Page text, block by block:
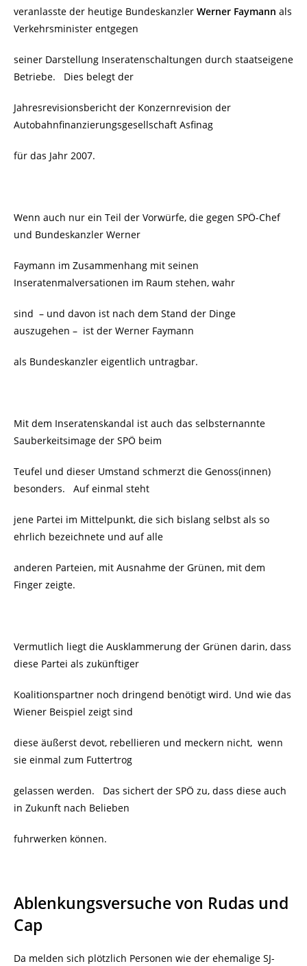
veranlasste der heutige Bundeskanzler Werner Faymann als
Verkehrsminister entgegen
seiner Darstellung Inseratenschaltungen durch staatseigene
Betriebe. Dies belegt der
Jahresrevisionsbericht der Konzernrevision der
Autobahnfinanzierungsgesellschaft Asfinag
für das Jahr 2007.
Wenn auch nur ein Teil der Vorwürfe, die gegen SPÖ-Chef
und Bundeskanzler Werner
Faymann im Zusammenhang mit seinen
Inseratenmalversationen im Raum stehen, wahr
sind – und davon ist nach dem Stand der Dinge
auszugehen – ist der Werner Faymann
als Bundeskanzler eigentlich untragbar.
Mit dem Inseratenskandal ist auch das selbsternannte
Sauberkeitsimage der SPÖ beim
Teufel und dieser Umstand schmerzt die Genoss(innen)
besonders. Auf einmal steht
jene Partei im Mittelpunkt, die sich bislang selbst als so
ehrlich bezeichnete und auf alle
anderen Parteien, mit Ausnahme der Grünen, mit dem
Finger zeigte.
Vermutlich liegt die Ausklammerung der Grünen darin, dass
diese Partei als zukünftiger
Koalitionspartner noch dringend benötigt wird. Und wie das
Wiener Beispiel zeigt sind
diese äußerst devot, rebellieren und meckern nicht, wenn
sie einmal zum Futtertrog
gelassen werden. Das sichert der SPÖ zu, dass diese auch
in Zukunft nach Belieben
fuhrwerken können.
Ablenkungsversuche von Rudas und
Cap
Da melden sich plötzlich Personen wie der ehemalige SJ-